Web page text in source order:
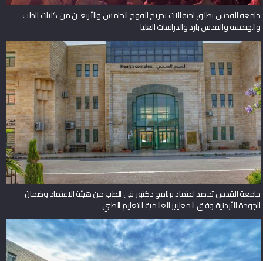
جامعة القدس تطلق احتفالات تخريج الفوج الخامس والأربعين من كليات الطب
والهندسة والقدس بارد والدراسات العليا
جامعة القدس تحصد اعتماد برنامج دكتور في الطب من هيئة الاعتماد وضمان
الجودة الأردنية وفق المعايير العالمية للتعليم الطبي